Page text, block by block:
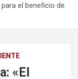
el beneficio de
«El